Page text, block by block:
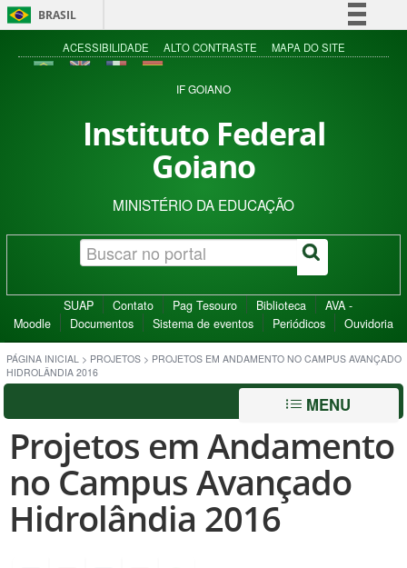
BRASIL
Simplifique!
Acesso à informação
ACESSIBILIDADE ALTO CONTRASTE MAPA DO SITE
IF GOIANO
Instituto Federal
Goiano
MINISTÉRIO DA EDUCAÇÃO
SUAP Contato Pag Tesouro Biblioteca
AVA -
Moodle
Documentos Sistema de eventos Periódicos Ouvidoria
PÁGINA INICIAL > PROJETOS > PROJETOS EM ANDAMENTO NO CAMPUS AVANÇADO
HIDROLÂNDIA 2016
MENU
Projetos em Andamento
no Campus Avançado
Hidrolândia 2016